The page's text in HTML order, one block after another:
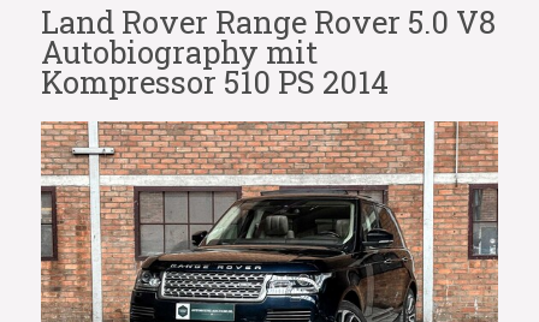
Land Rover Range Rover 5.0 V8
Autobiography mit
Kompressor 510 PS 2014